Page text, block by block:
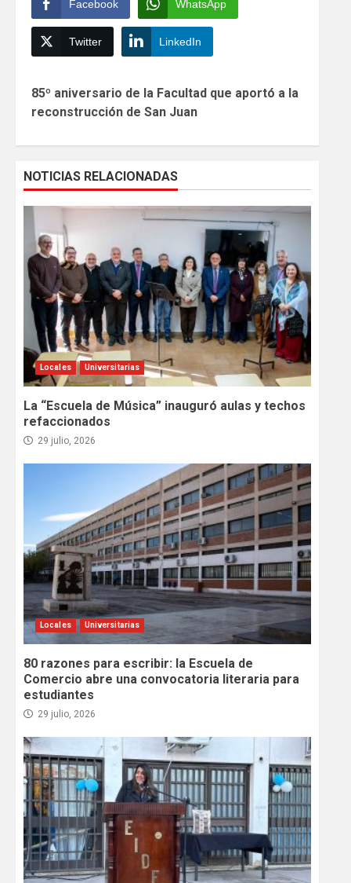
Facebook WhatsApp
Twitter LinkedIn
Reading
85º aniversario de la Facultad que aportó a la
reconstrucción de San Juan
NOTICIAS RELACIONADAS
Locales Universitarias
La “Escuela de Música” inauguró aulas y techos
refaccionados
29 julio, 2026
Locales Universitarias
80 razones para escribir: la Escuela de
Comercio abre una convocatoria literaria para
estudiantes
29 julio, 2026